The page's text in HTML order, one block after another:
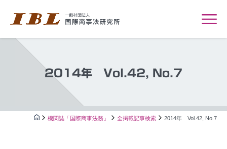
2014年 Vol.42, No.7
機関誌「国際商事法務」 全掲載記事検索 2014年 Vol.42, No.7